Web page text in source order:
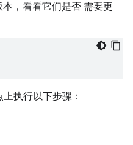
，看看它们是否 需要更
执行以下步骤：